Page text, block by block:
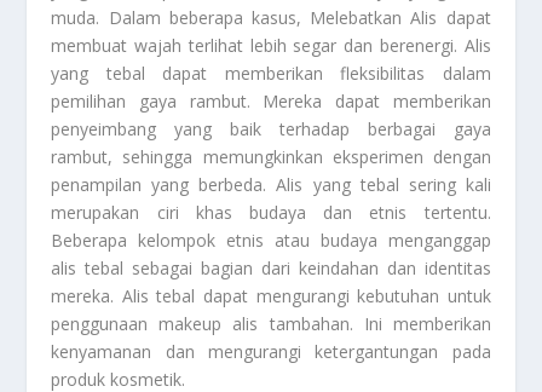
muda. Dalam beberapa kasus, Melebatkan Alis dapat
membuat wajah terlihat lebih segar dan berenergi. Alis
yang tebal dapat memberikan fleksibilitas dalam
pemilihan gaya rambut. Mereka dapat memberikan
penyeimbang yang baik terhadap berbagai gaya
rambut, sehingga memungkinkan eksperimen dengan
penampilan yang berbeda. Alis yang tebal sering kali
merupakan ciri khas budaya dan etnis tertentu.
Beberapa kelompok etnis atau budaya menganggap
alis tebal sebagai bagian dari keindahan dan identitas
mereka. Alis tebal dapat mengurangi kebutuhan untuk
penggunaan makeup alis tambahan. Ini memberikan
kenyamanan dan mengurangi ketergantungan pada
produk kosmetik.